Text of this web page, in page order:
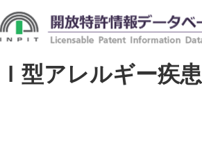
Ｉ型アレルギー疾